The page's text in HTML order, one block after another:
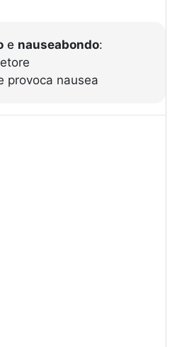
e nauseabondo:
provoca nausea